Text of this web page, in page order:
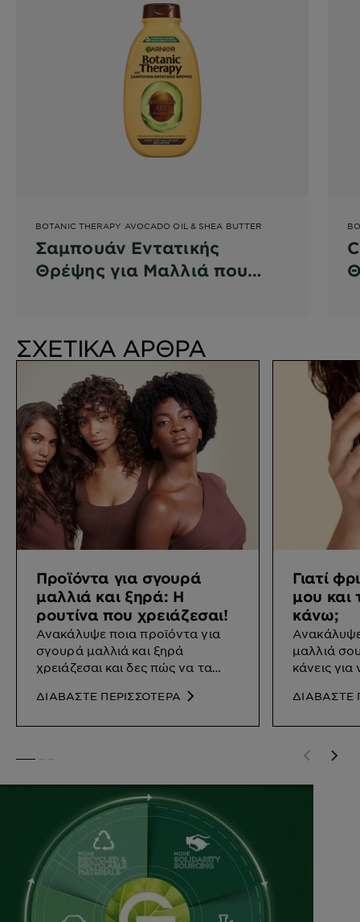
BOTANIC THERAPY AVOCADO OIL & SHEA BUTTER
Σαμπουάν Εντατικής
Θρέψης για Μαλλιά που
ΣΧΕΤΙΚΑ ΑΡΘΡΑ
Προϊόντα για σγουρά
μαλλιά και ξηρά: Η
ρουτίνα που χρειάζεσαι!
Ανακάλυψε ποια προϊόντα για
σγουρά μαλλιά και ξηρά
χρειάζεσαι και δες πώς να τα
ΔΙΑΒΑΣΤΕ ΠΕΡΙΣΣΟΤΕΡΑ
Γιατί
μου και
κάνω;
μαλλιά σου
κάνεις για
ΔΙΑΒΑΣΤΕ